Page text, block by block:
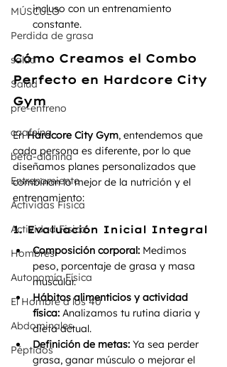
MÚSCULO
Perdida de grasa
salud
Salud
pre-entreno
caafeína
beta-alanina
Entrenamiento
Actividas Fisica
Actividad Fisica
Hombres
Autonomía Física
El Hombre a los 40
Abdominales
Péptidos
incluso con un entrenamiento
constante.
Cómo Creamos el Combo
Perfecto en Hardcore City
Gym
En Hardcore City Gym, entendemos que
cada persona es diferente, por lo que
diseñamos planes personalizados que
combinan lo mejor de la nutrición y el
entrenamiento:
1. Evaluación Inicial Integral
Composición corporal: Medimos
peso, porcentaje de grasa y masa
muscular.
Hábitos alimenticios y actividad
física: Analizamos tu rutina diaria y
dieta actual.
Definición de metas: Ya sea perder
grasa, ganar músculo o mejorar el